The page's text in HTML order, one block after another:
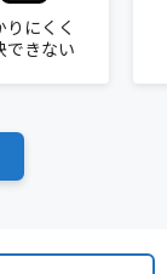
りにくく
できない